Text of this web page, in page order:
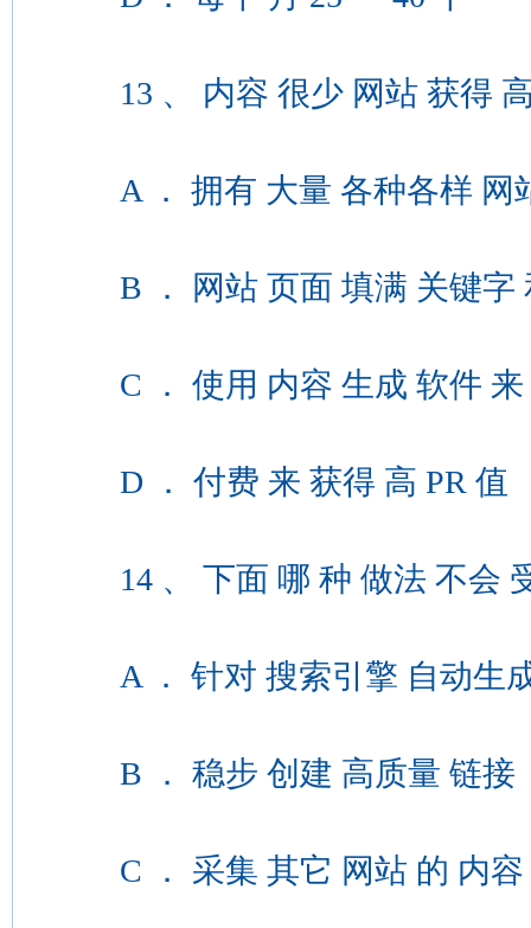
13 、 内容 很少 网站 获得 高
A ． 拥有 大量 各种各样 网站
B ． 网站 页面 填满 关键字
C ． 使用 内容 生成 软件 来
D ． 付费 来 获得 高 PR 值
14 、 下面 哪 种 做法 不会 受
A ． 针对 搜索引擎 自动生成
B ． 稳步 创建 高质量 链接
C ． 采集 其它 网站 的 内容